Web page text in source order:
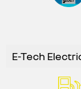
E-Tech